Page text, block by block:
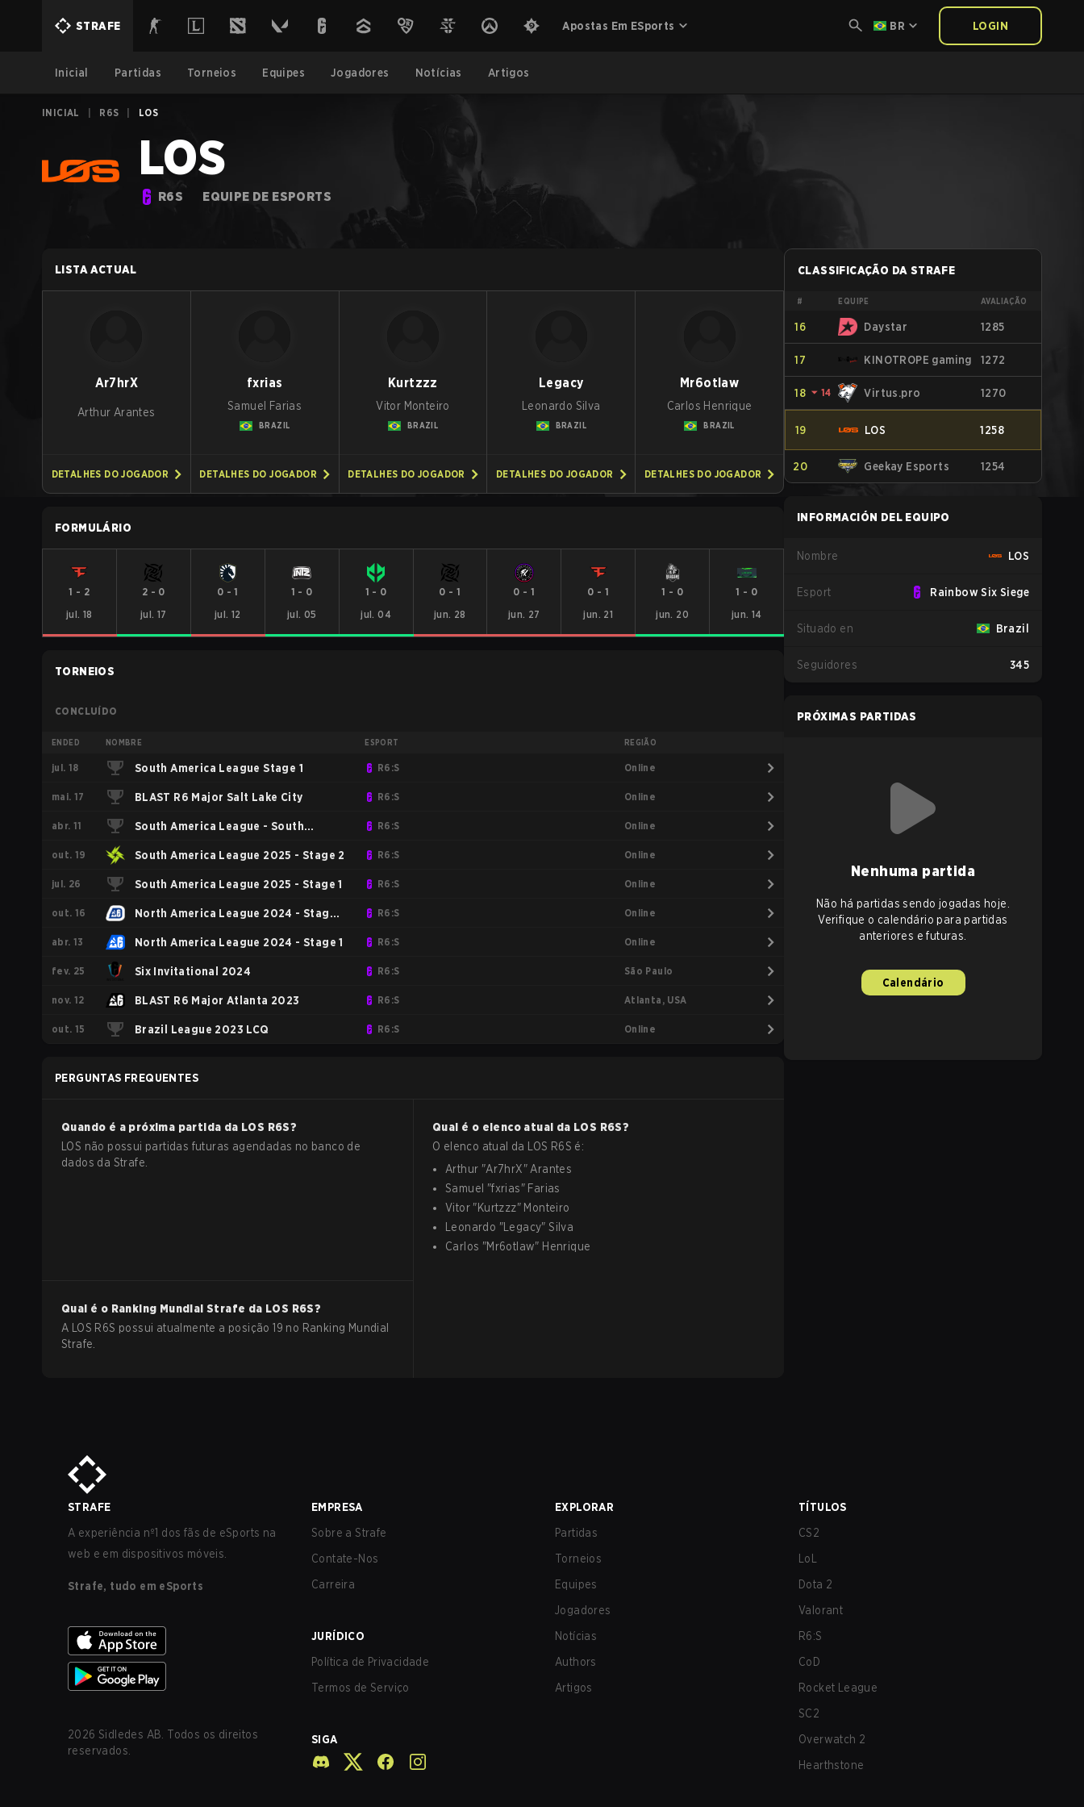
STRAFE Apostas Em ESports BR LOGIN
Inicial Partidas Torneios Equipes Jogadores Notícias Artigos
INICIAL R6S LOS
LOS
R6S EQUIPE DE ESPORTS
LISTA ACTUAL
Ar7hrX
Arthur Arantes
DETALHES DO JOGADOR
fxrias
Samuel Farias
BRAZIL
DETALHES DO JOGADOR
Kurtzzz
Vitor Monteiro
BRAZIL
DETALHES DO JOGADOR
Legacy
Leonardo Silva
BRAZIL
DETALHES DO JOGADOR
Mr6otlaw
Carlos Henrique
BRAZIL
DETALHES DO JOGADOR
FORMULÁRIO
1 - 2
jul. 18
2 - 0
jul. 17
0 -1
jul. 12
1 - 0
jul. 05
1 - 0
jul. 04
0 -1
jun. 28
0 - 1
jun. 27
0 - 1
jun. 21
1 - 0
jun. 20
1 - 0
jun. 14
TORNEIOS
CONCLUÍDO
ENDED NOMBRE ESPORT REGIÃO
jul. 18 South America League Stage 1 R6:S Online
mai. 17 BLAST R6 Major Salt Lake City R6:S Online
abr. 11 South America League - South
America League Kickoff
R6:S Online
out. 19 South America League 2025 - Stage 2 R6:S Online
jul. 26 South America League 2025 - Stage 1 R6:S Online
out. 16 North America League 2024 - Stage
2
R6:S Online
abr. 13 North America League 2024 - Stage 1 R6:S Online
fev. 25 Six Invitational 2024 R6:S São Paulo
nov. 12 BLAST R6 Major Atlanta 2023 R6:S Atlanta, USA
out. 15 Brazil League 2023 LCQ R6:S Online
PERGUNTAS FREQUENTES
Quando é a próxima partida da LOS R6S?
LOS não possui partidas futuras agendadas no banco de
dados da Strafe.
Qual é o elenco atual da LOS R6S?
O elenco atual da
LOS R6S é:
Arthur "Ar7hrX" Arantes
Samuel "fxrias" Farias
Vitor "Kurtzzz" Monteiro
Leonardo " Legacy"Silva
Carlos "Mr6otlaw" Henrique
Qual é o Ranking Mundial Strafe da LOS R6S?
A LOS R6S possui atualmente a posição 19 no Ranking Mundial
Strafe.
CLASSIFICAÇÃO DA STRAFE
# EQUIPE AVALIAÇÃO
16 Daystar 1285
17 KINOTROPE gaming 1272
18 ⏷ 14 Virtus.pro 1270
19 LOS 1258
20 Geekay Esports 1254
INFORMACIÓN DEL EQUIPO
Nombre LOS
Esport Rainbow Six Siege
Situado en Brazil
Seguidores 345
PRÓXIMAS PARTIDAS
Nenhuma partida
Não há partidas sendo jogadas hoje.
Verifique o calendário para partidas
anteriores e futuras.
Calendário
STRAFE
A experiência nº1 dos fãs de eSports na
web e em dispositivos móveis.
Strafe, tudo em eSports
2026 Sidledes AB. Todos os direitos
reservados.
EMPRESA
Sobre a Strafe
Contate-Nos
Carreira
JURÍDICO
Política de Privacidade
Termos de Serviço
SIGA
EXPLORAR
Partidas
Torneios
Equipes
Jogadores
Notícias
Authors
Artigos
TÍTULOS
CS2
LoL
Dota 2
Valorant
R6:S
CoD
Rocket League
SC2
Overwatch 2
Hearthstone